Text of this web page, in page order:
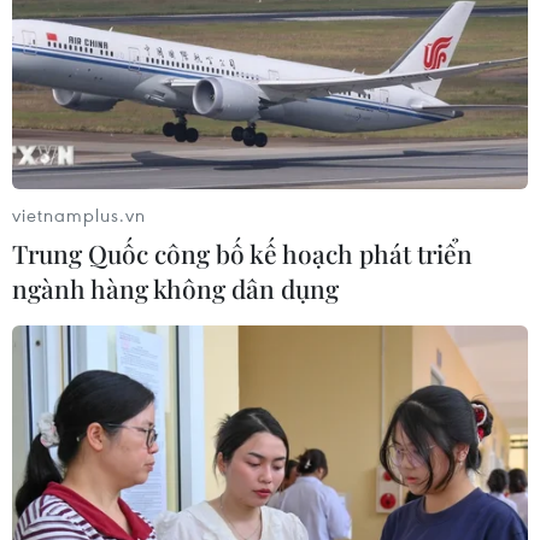
bền vững
07/08/2026 10:33
Hạ tầng AI - động lực tăng trưởng
mới của Đông Nam Á
Quân khu 7 đẩy mạnh ứng dụng
khoa học-công nghệ trong tìm kiếm,
quy tập hài cốt liệt sỹ
07/08/2026 08:45
Những định hướng lớn
trong thực hiện Nghị quyết 57-
vietnamplus.vn
Trung Quốc công bố kế hoạch phát triển
ngành hàng không dân dụng